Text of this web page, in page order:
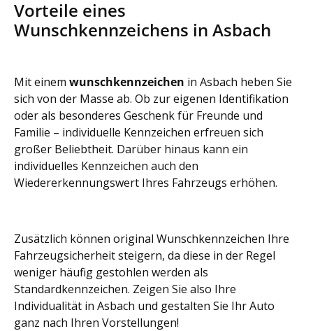
Vorteile eines
Wunschkennzeichens in Asbach
Mit einem wunschkennzeichen in Asbach heben Sie
sich von der Masse ab. Ob zur eigenen Identifikation
oder als besonderes Geschenk für Freunde und
Familie – individuelle Kennzeichen erfreuen sich
großer Beliebtheit. Darüber hinaus kann ein
individuelles Kennzeichen auch den
Wiedererkennungswert Ihres Fahrzeugs erhöhen.
Zusätzlich können original Wunschkennzeichen Ihre
Fahrzeugsicherheit steigern, da diese in der Regel
weniger häufig gestohlen werden als
Standardkennzeichen. Zeigen Sie also Ihre
Individualität in Asbach und gestalten Sie Ihr Auto
ganz nach Ihren Vorstellungen!